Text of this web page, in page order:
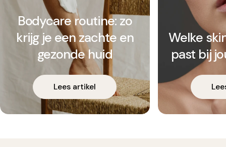
Bodycare routine: zo
krijg je een zachte en
gezonde huid
Lees artikel
Welke
past bij